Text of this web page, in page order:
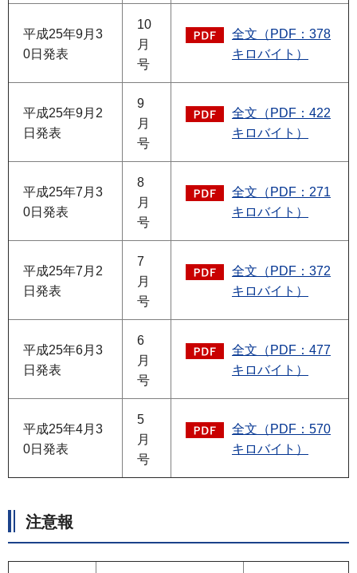
平成25年9月3
0日発表
10
月
号
全文（PDF：378
キロバイト）
平成25年9月2
日発表
9
月
号
全文（PDF：422
キロバイト）
平成25年7月3
0日発表
8
月
号
全文（PDF：271
キロバイト）
平成25年7月2
日発表
7
月
号
全文（PDF：372
キロバイト）
平成25年6月3
日発表
6
月
号
全文（PDF：477
キロバイト）
平成25年4月3
0日発表
5
月
号
全文（PDF：570
キロバイト）
注意報